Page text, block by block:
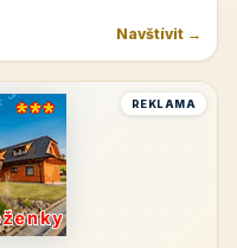
Navštívit →
REKLAMA